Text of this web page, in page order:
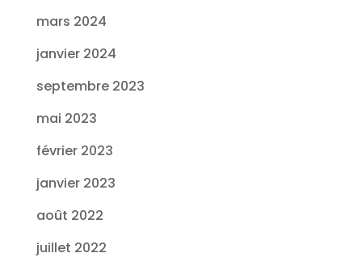
mars 2024
janvier 2024
septembre 2023
mai 2023
février 2023
janvier 2023
août 2022
juillet 2022